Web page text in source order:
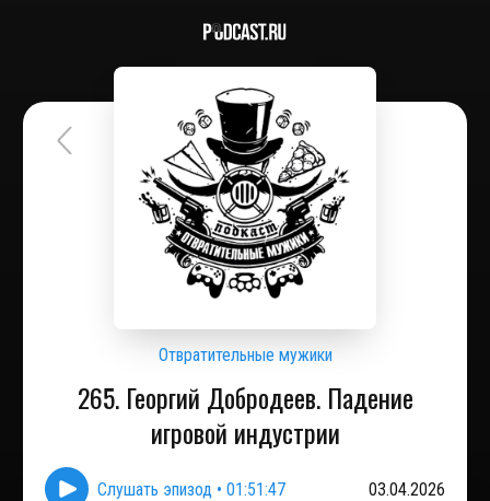
Отвратительные мужики
265. Георгий Добродеев. Падение
игровой индустрии
Слушать эпизод • 01:51:47 03.04.2026